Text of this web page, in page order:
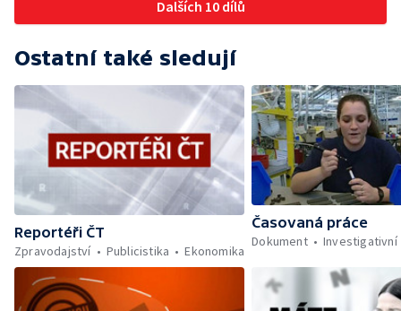
Dalších 10 dílů
Ostatní také sledují
Reportéři ČT
Zpravodajství
Publicistika Ekonomika
Časovaná práce
Dokument
Investigativní